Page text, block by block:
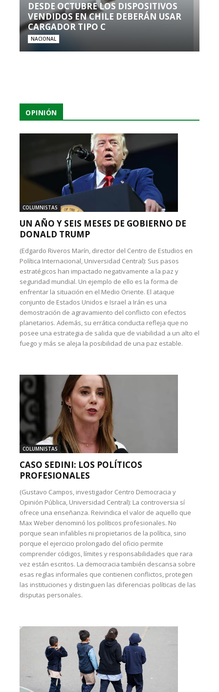
DESDE OCTUBRE LOS DISPOSITIVOS
VENDIDOS EN CHILE DEBERÁN USAR
CARGADOR TIPO C
NACIONAL
OPINIÓN
COLUMNISTAS
UN AÑO Y SEIS MESES DE GOBIERNO DE
DONALD TRUMP
(Edgardo Riveros Marín, director del Centro de Estudios en
Política Internacional, Universidad Central): Sus pasos
estratégicos han impactado negativamente a la paz y
seguridad mundial. Un ejemplo de ello es la forma de
enfrentar la situación en el Medio Oriente. El ataque
conjunto de Estados Unidos e Israel a Irán es una
demostración de agravamiento del conflicto con efectos
planetarios. Además, su errática conducta refleja que no
posee una estrategia de salida que de viabilidad a un alto el
fuego y más se aleja la posibilidad de una paz estable.
COLUMNISTAS
CASO SEDINI: LOS POLÍTICOS
PROFESIONALES
(Gustavo Campos, investigador Centro Democracia y
Opinión Pública, Universidad Central): La controversia sí
ofrece una enseñanza. Reivindica el valor de aquello que
Max Weber denominó los políticos profesionales. No
porque sean infalibles ni propietarios de la política, sino
porque el ejercicio prolongado del oficio permite
comprender códigos, límites y responsabilidades que rara
vez están escritos. La democracia también descansa sobre
esas reglas informales que contienen conflictos, protegen
las instituciones y distinguen las diferencias políticas de las
disputas personales.